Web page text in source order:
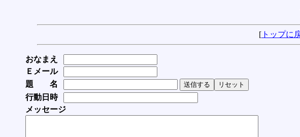
[ トップに
おなまえ
Ｅメール
題 名
行動日時
メッセージ